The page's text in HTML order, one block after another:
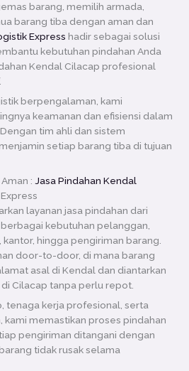
barang, memilih armada,
barang tiba dengan aman dan
Express hadir sebagai solusi
kebutuhan pindahan Anda
Kendal Cilacap profesional
berpengalaman, kami
keamanan dan efisiensi dalam
tim ahli dan sistem
setiap barang tiba di tujuan
: Jasa Pindahan Kendal
layanan jasa pindahan dari
kebutuhan pelanggan,
hingga pengiriman barang.
door-to-door, di mana barang
asal di Kendal dan diantarkan
Cilacap tanpa perlu repot.
tenaga kerja profesional, serta
kami memastikan proses pindahan
pengiriman ditangani dengan
tidak rusak selama